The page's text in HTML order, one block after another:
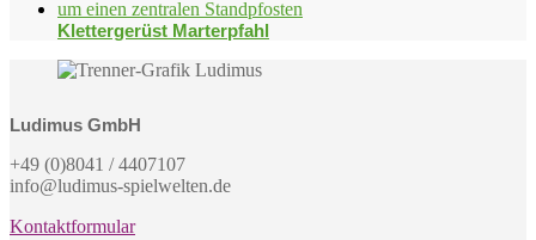
Klettergerüst Marterpfahl
Ludimus GmbH
+49 (0)8041 / 4407107
info@ludimus-spielwelten.de
Kontaktformular